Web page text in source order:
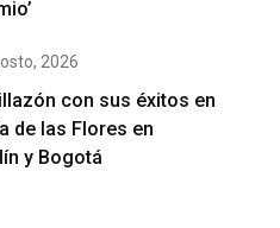
2026
con sus éxitos en
de las Flores en
y Bogotá